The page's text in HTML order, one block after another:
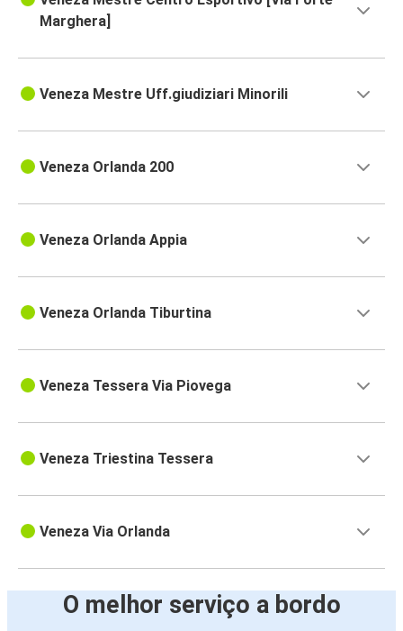
Marghera]
Veneza Mestre Uff.giudiziari Minorili
Veneza Orlanda 200
Veneza Orlanda Appia
Veneza Orlanda Tiburtina
Veneza Tessera Via Piovega
Veneza Triestina Tessera
Veneza Via Orlanda
O melhor serviço a bordo